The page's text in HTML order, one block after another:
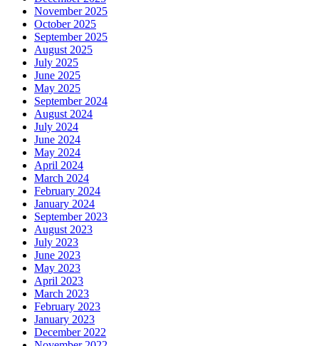
November 2025
October 2025
September 2025
August 2025
July 2025
June 2025
May 2025
September 2024
August 2024
July 2024
June 2024
May 2024
April 2024
March 2024
February 2024
January 2024
September 2023
August 2023
July 2023
June 2023
May 2023
April 2023
March 2023
February 2023
January 2023
December 2022